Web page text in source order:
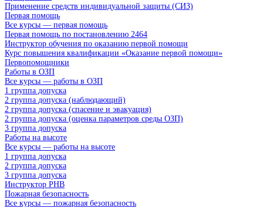
Применение средств индивидуальной защиты (СИЗ)
Первая помощь
Все курсы — первая помощь
Первая помощь по постановлению 2464
Инструктор обучения по оказанию первой помощи
Курс повышения квалификации «Оказание первой помощи»
Первопомощники
Работы в ОЗП
Все курсы — работы в ОЗП
1 группа допуска
2 группа допуска (наблюдающий)
2 группа допуска (спасение и эвакуация)
2 группа допуска (оценка параметров среды ОЗП)
3 группа допуска
Работы на высоте
Все курсы — работы на высоте
1 группа допуска
2 группа допуска
3 группа допуска
Инструктор РНВ
Пожарная безопасность
Все курсы — пожарная безопасность